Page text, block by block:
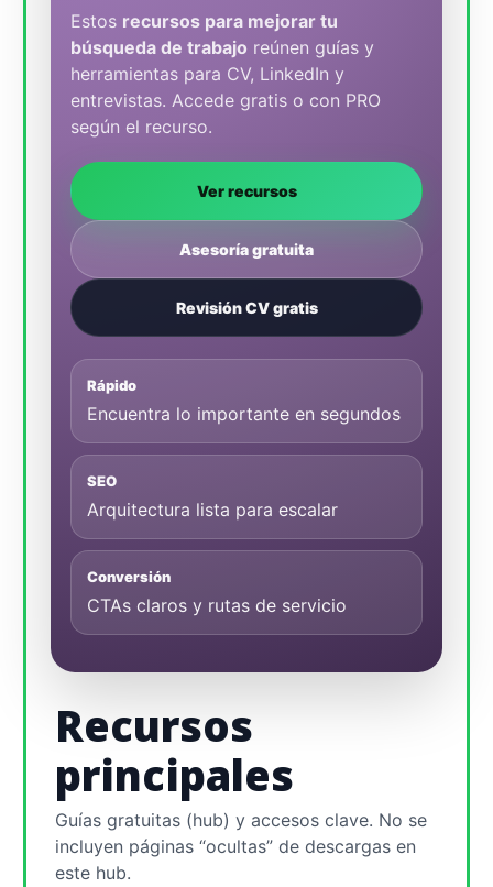
Estos recursos para mejorar tu
búsqueda de trabajo reúnen guías y
herramientas para CV, LinkedIn y
entrevistas. Accede gratis o con PRO
según el recurso.
Ver recursos
Asesoría gratuita
Revisión CV gratis
Rápido
Encuentra lo importante en segundos
SEO
Arquitectura lista para escalar
Conversión
CTAs claros y rutas de servicio
Recursos
principales
Guías gratuitas (hub) y accesos clave. No se
incluyen páginas “ocultas” de descargas en
este hub.